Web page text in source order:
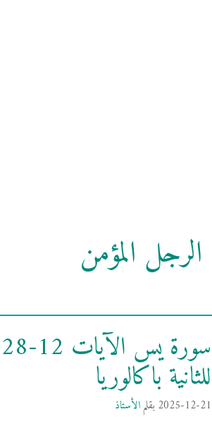
الرجل المؤمن
للثانية باكالوريا
2025-12-21 بقلمالأستاذ